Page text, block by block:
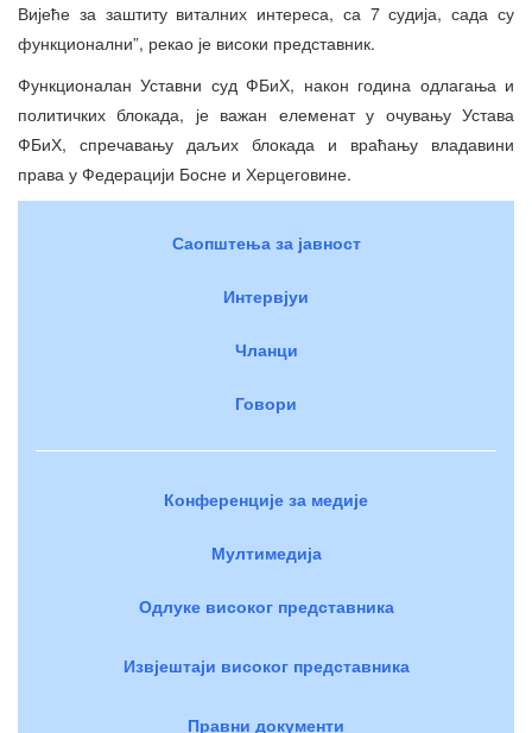
Вијеће за заштиту виталних интереса, са 7 судија, сада су
функционални”, рекао је високи представник.
Функционалан Уставни суд ФБиХ, након година одлагања и
политичких блокада, је важан елеменат у очувању Устава
ФБиХ, спречавању даљих блокада и враћању владавини
права у Федерацији Босне и Херцеговине.
Саопштења за јавност
Интервјуи
Чланци
Говори
Конференције за медије
Мултимедија
Одлуке високог представника
Извјештаји високог представника
Правни документи